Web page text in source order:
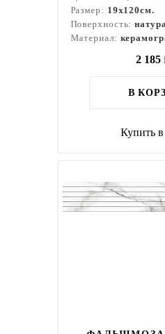
Размер: 19x120см.
Поверхность:
Материал:
2 185 i
В
Купить